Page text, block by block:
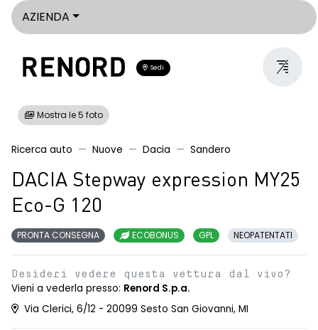
AZIENDA
Sedi
Mostra le 5 foto
Ricerca auto Nuove Dacia Sandero
DACIA Stepway expression MY25
Eco-G 120
PRONTA CONSEGNA ECOBONUS GPL NEOPATENTATI
Desideri vedere questa vettura dal vivo?
Vieni a vederla presso: Renord S.p.a.
Via Clerici, 6/12 - 20099 Sesto San Giovanni, MI